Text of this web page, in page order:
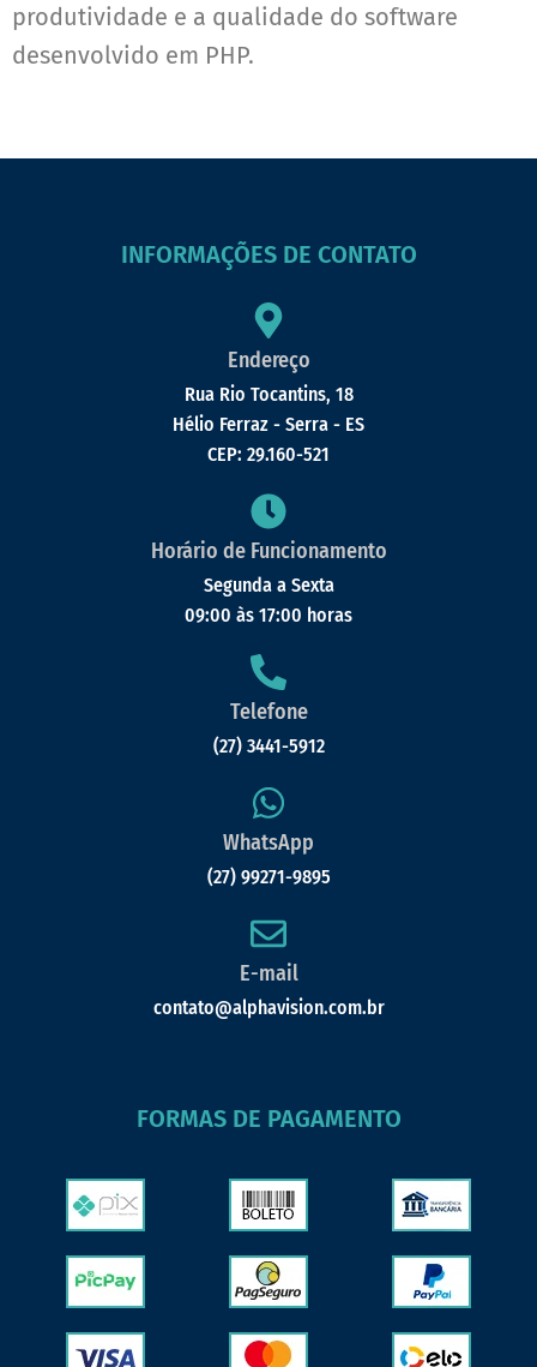
produtividade e a qualidade do software
desenvolvido em PHP.
INFORMAÇÕES DE CONTATO
Endereço
Rua Rio Tocantins, 18
Hélio Ferraz - Serra - ES
CEP: 29.160-521
Horário de Funcionamento
Segunda a Sexta
09:00 às 17:00 horas
Telefone
(27) 3441-5912
WhatsApp
(27) 99271-9895
E-mail
contato@alphavision.com.br
FORMAS DE PAGAMENTO